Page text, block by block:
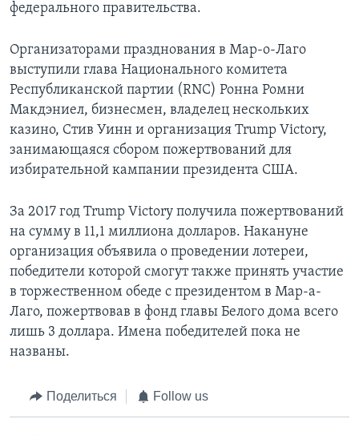
федерального правительства.
Организаторами празднования в Мар-о-Лаго
выступили глава Национального комитета
Республиканской партии (RNC) Ронна Ромни
Макдэниел, бизнесмен, владелец нескольких
казино, Стив Уинн и организация Trump Victory,
занимающаяся сбором пожертвований для
избирательной кампании президента США.
За 2017 год Trump Victory получила пожертвований
на сумму в 11,1 миллиона долларов. Накануне
организация объявила о проведении лотереи,
победители которой смогут также принять участие
в торжественном обеде с президентом в Мар-а-
Лаго, пожертвовав в фонд главы Белого дома всего
лишь 3 доллара. Имена победителей пока не
названы.
Поделиться Follow us